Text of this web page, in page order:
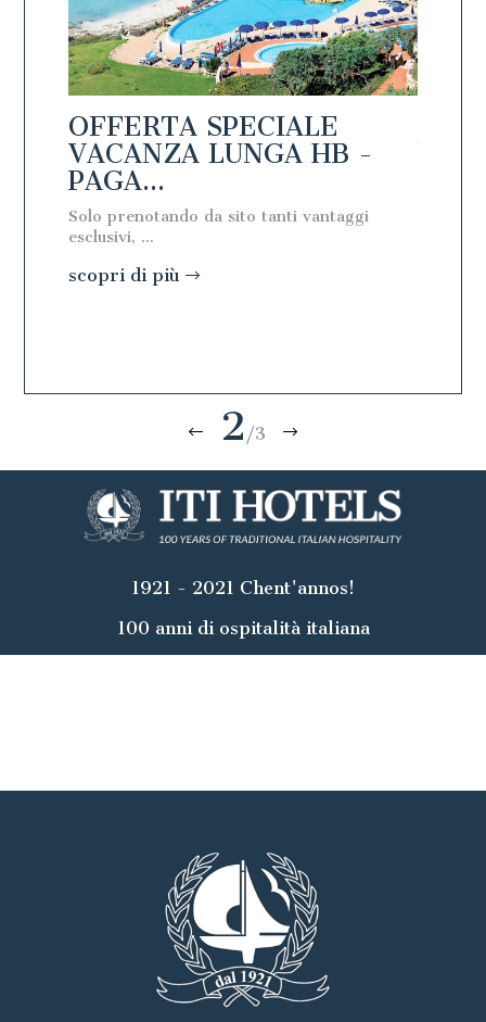
OFFERTA SPECIALE
VACANZA LUNGA HB -
PAGA...
Solo prenotando da sito tanti vantaggi
esclusivi, ...
scopri di più
2 /3
1921 - 2021 Chent'annos!
100 anni di ospitalità italiana